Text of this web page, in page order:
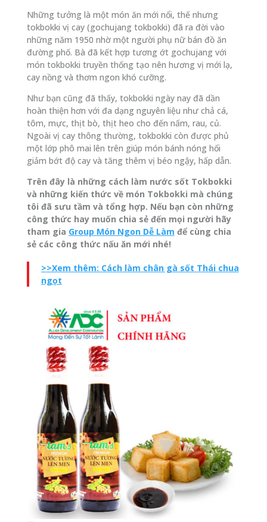
Những tưởng là một món ăn mới nổi, thế nhưng
tokbokki vị cay (gochujang tokbokki) đã ra đời vào
những năm 1950 nhờ một người phụ nữ bán đồ ăn
đường phố. Bà đã kết hợp tương ớt gochujang với
món tokbokki truyền thống tạo nên hương vị mới lạ,
cay nồng và thơm ngon khó cưỡng.
Như bạn cũng đã thấy, tokbokki ngày nay đã dần
hoàn thiện hơn với đa dạng nguyên liệu như chả cá,
tôm, mực, thịt bò, thịt heo cho đến nấm, rau, củ.
Ngoài vị cay thông thường, tokbokki còn được phủ
một lớp phô mai lên trên giúp món bánh nóng hổi
giảm bớt độ cay và tăng thêm vị béo ngậy, hấp dẫn.
Trên đây là những cách làm nước sốt Tokbokki
và những kiến thức về món Tokbokki mà chúng
tôi đã sưu tầm và tổng hợp. Nếu bạn còn những
công thức hay muốn chia sẻ đến mọi người hãy
tham gia Group Món Ngon Dễ Làm để cùng chia
sẻ các công thức nấu ăn mới nhé!
>>Xem thêm: Cách làm chân gà sốt Thái chua
ngọt